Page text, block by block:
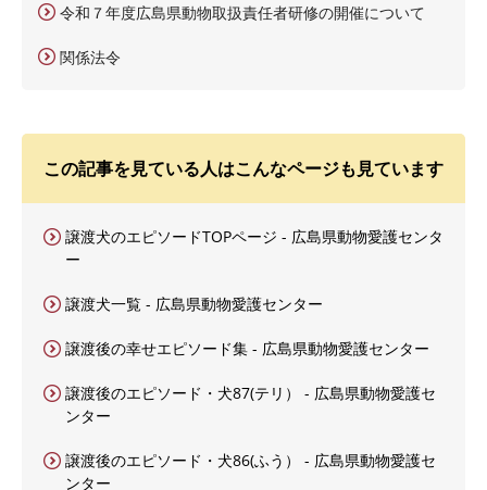
令和７年度広島県動物取扱責任者研修の開催について
関係法令
この記事を見ている人はこんなページも見ています
譲渡犬のエピソードTOPページ - 広島県動物愛護センタ
ー
譲渡犬一覧 - 広島県動物愛護センター
譲渡後の幸せエピソード集 - 広島県動物愛護センター
譲渡後のエピソード・犬87(テリ） - 広島県動物愛護セ
ンター
譲渡後のエピソード・犬86(ふう） - 広島県動物愛護セ
ンター